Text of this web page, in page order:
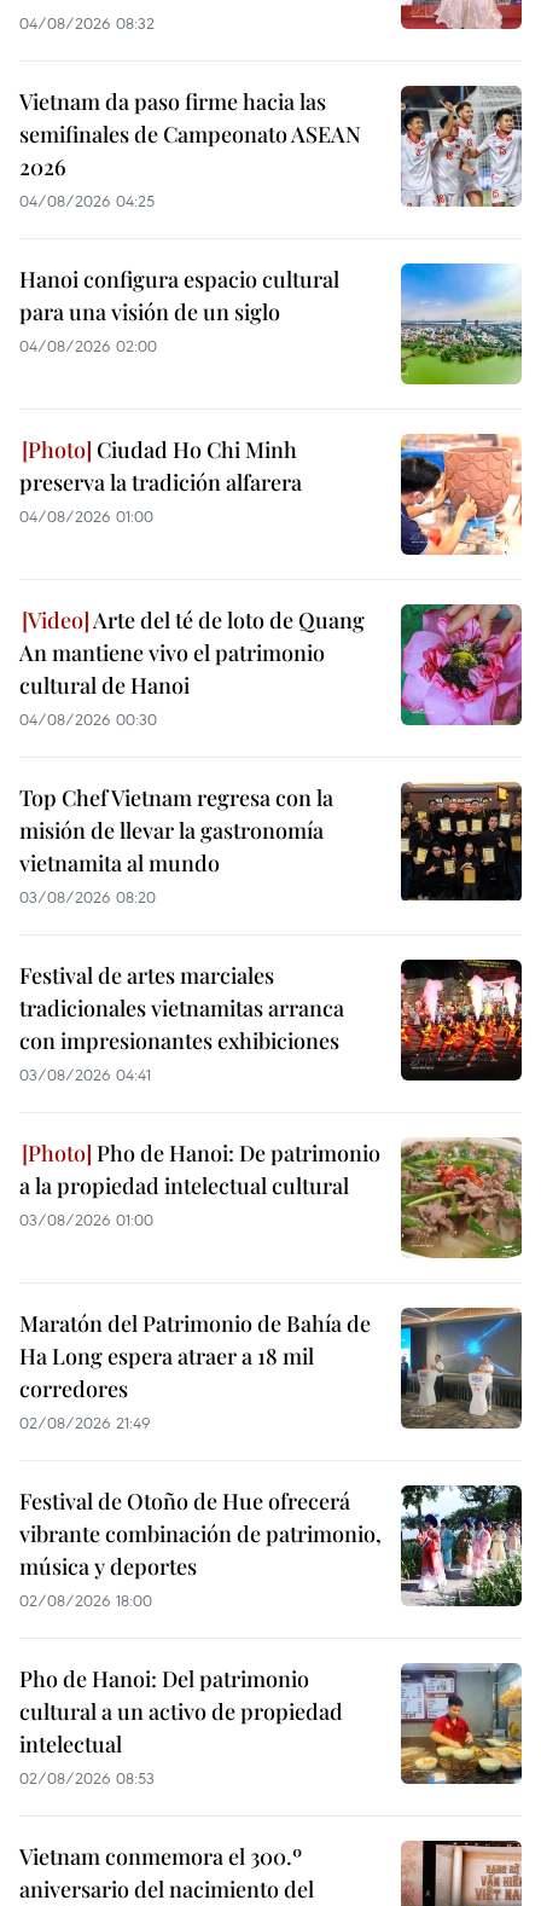
04/08/2026 08:32
Vietnam da paso firme hacia las
semifinales de Campeonato ASEAN
2026
04/08/2026 04:25
Hanoi configura espacio cultural
para una visión de un siglo
04/08/2026 02:00
Ciudad Ho Chi Minh
preserva la tradición alfarera
04/08/2026 01:00
Arte del té de loto de Quang
An mantiene vivo el patrimonio
cultural de Hanoi
04/08/2026 00:30
Top Chef Vietnam regresa con la
misión de llevar la gastronomía
vietnamita al mundo
03/08/2026 08:20
Festival de artes marciales
tradicionales vietnamitas arranca
con impresionantes exhibiciones
03/08/2026 04:41
Pho de Hanoi: De patrimonio
a la propiedad intelectual cultural
03/08/2026 01:00
Maratón del Patrimonio de Bahía de
Ha Long espera atraer a 18 mil
corredores
02/08/2026 21:49
Festival de Otoño de Hue ofrecerá
vibrante combinación de patrimonio,
música y deportes
02/08/2026 18:00
Pho de Hanoi: Del patrimonio
cultural a un activo de propiedad
intelectual
02/08/2026 08:53
Vietnam conmemora el 300.º
aniversario del nacimiento del